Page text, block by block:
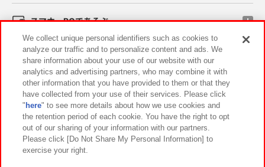
スマホ・PCであそぶ
イベント・キャンペーン
関連会社 サステナビリティ サイトポリシー
プライバシーポリシー ウェブアクセシビリティ方針と検証結果
お取引先さまとともに
We collect unique personal identifiers such as cookies to
analyze our traffic and to personalize content and ads. We
share information about your use of our website with our
analytics and advertising partners, who may combine it with
other information that you have provided to them or that they
have collected from your use of their services. Please click
" here" to see more details about how we use cookies and
the retention period of each cookie. You have the right to opt
out of our sharing of your information with our partners.
Please click [Do Not Share My Personal Information] to
exercise your right.